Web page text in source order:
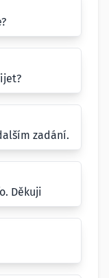
zadání.
Děkuji